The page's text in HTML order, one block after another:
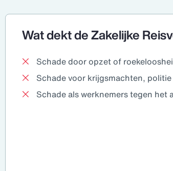
Wat dekt de Zakelijke
Schade door opzet of
Schade voor krijgsmachten,
Schade als werknemers tegen het